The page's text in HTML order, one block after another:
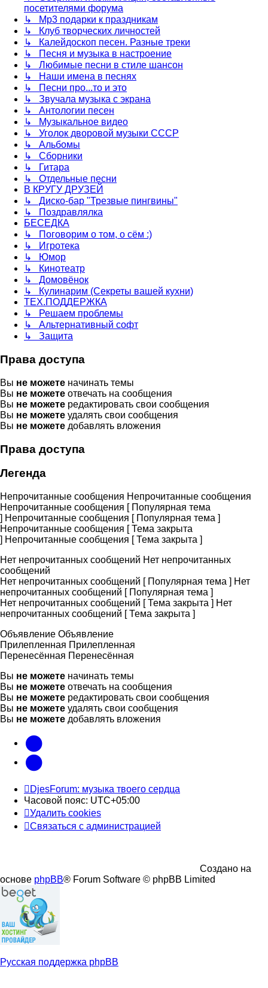
посетителями форума
↳ Mp3 подарки к праздникам
↳ Клуб творческих личностей
↳ Калейдоскоп песен. Разные треки
↳ Песня и музыка в настроение
↳ Любимые песни в стиле шансон
↳ Наши имена в песнях
↳ Песни про...то и это
↳ Звучала музыка с экрана
↳ Антологии песен
↳ Музыкальное видео
↳ Уголок дворовой музыки СССР
↳ Альбомы
↳ Сборники
↳ Гитара
↳ Отдельные песни
В КРУГУ ДРУЗЕЙ
↳ Диско-бар "Трезвые пингвины"
↳ Поздравлялка
БЕСЕДКА
↳ Поговорим о том, о сём :)
↳ Игротека
↳ Юмор
↳ Кинотеатр
↳ Домовёнок
↳ Кулинарим (Секреты вашей кухни)
ТЕХ.ПОДДЕРЖКА
↳ Решаем проблемы
↳ Альтернативный софт
↳ Защита
Права доступа
Вы не можете начинать темы
Вы не можете отвечать на сообщения
Вы не можете редактировать свои сообщения
Вы не можете удалять свои сообщения
Вы не можете добавлять вложения
Права доступа
Легенда
Непрочитанные сообщения Непрочитанные сообщения
Непрочитанные сообщения [ Популярная тема
] Непрочитанные сообщения [ Популярная тема ]
Непрочитанные сообщения [ Тема закрыта
] Непрочитанные сообщения [ Тема закрыта ]
Нет непрочитанных сообщений Нет непрочитанных
сообщений
Нет непрочитанных сообщений [ Популярная тема ] Нет
непрочитанных сообщений [ Популярная тема ]
Нет непрочитанных сообщений [ Тема закрыта ] Нет
непрочитанных сообщений [ Тема закрыта ]
Объявление Объявление
Прилепленная Прилепленная
Перенесённая Перенесённая
Вы не можете начинать темы
Вы не можете отвечать на сообщения
Вы не можете редактировать свои сообщения
Вы не можете удалять свои сообщения
Вы не можете добавлять вложения
vk
Telegram
DjesForum: музыка твоего сердца
Часовой пояс: UTC+05:00
Удалить cookies
Связаться с администрацией
Создано на
основе phpBB® Forum Software © phpBB Limited
Русская поддержка phpBB